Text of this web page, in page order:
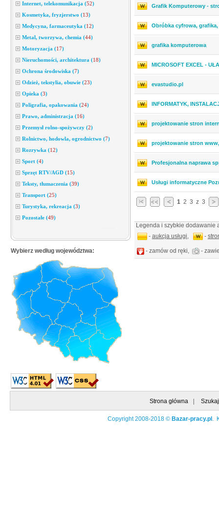
Internet, telekomunikacja (52)
Kosmetyka, fryzjerstwo (13)
Medycyna, farmaceutyka (12)
Metal, tworzywa, chemia (44)
Motoryzacja (17)
Nieruchomości, architektura (18)
Ochrona środowiska (7)
Odzież, tekstylia, obuwie (23)
Opieka (3)
Poligrafia, opakowania (24)
Prawo, administracja (16)
Przemysł rolno-spożywczy (2)
Rolnictwo, hodowla, ogrodnictwo (7)
Rozrywka (12)
Sport (4)
Sprzęt RTV/AGD (15)
Teksty, tłumaczenia (39)
Transport (25)
Turystyka, rekreacja (3)
Pozostałe (49)
Wybierz według województwa:
Grafik Komputerowy -
Obróbka cyfrowa,
grafika komputerowa
MICROSOFT EXCEL -
evastudio.pl
INFORMATYK,
projektowanie stron
projektowanie stron
Profesjonalna naprawa
Usługi informatyczne
1 2 3 z 3
Legenda i szybkie dodawanie
- aukcja usługi, -
- zamów od ręki, -
Strona główna Szukaj
Copyright 2008-2018 © Bazar-pracy.pl .